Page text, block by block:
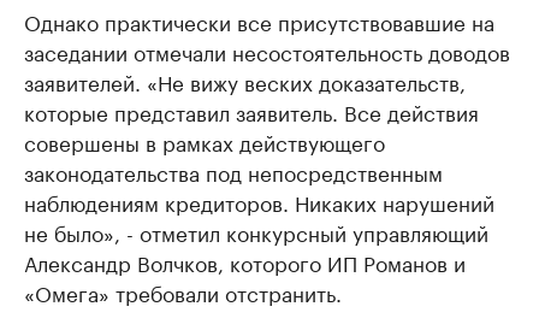
Однако практически все присутствовавшие на
заседании отмечали несостоятельность доводов
заявителей. «Не вижу веских доказательств,
которые представил заявитель. Все действия
совершены в рамках действующего
законодательства под непосредственным
наблюдениям кредиторов. Никаких нарушений
не было», - отметил конкурсный управляющий
Александр Волчков, которого ИП Романов и
«Омега» требовали отстранить.